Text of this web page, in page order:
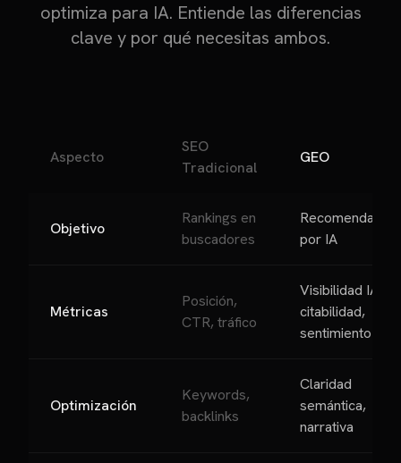
optimiza para IA. Entiende las diferencias
clave y por qué necesitas ambos.
Aspecto
SEO
Tradicional
GEO
Objetivo
Rankings en
buscadores
Recomendación
por IA
Métricas
Posición,
CTR, tráfico
Visibilidad IA,
citabilidad,
sentimiento
Optimización
Keywords,
backlinks
Claridad
semántica,
narrativa